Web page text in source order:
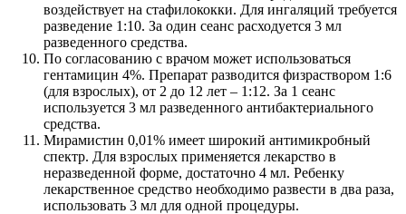
воздействует на стафилококки. Для ингаляций требуется
разведение 1:10. За один сеанс расходуется 3 мл
разведенного средства.
По согласованию с врачом может использоваться
гентамицин 4%. Препарат разводится физраствором 1:6
(для взрослых), от 2 до 12 лет – 1:12. За 1 сеанс
используется 3 мл разведенного антибактериального
средства.
Мирамистин 0,01% имеет широкий антимикробный
спектр. Для взрослых применяется лекарство в
неразведенной форме, достаточно 4 мл. Ребенку
лекарственное средство необходимо развести в два раза,
использовать 3 мл для одной процедуры.